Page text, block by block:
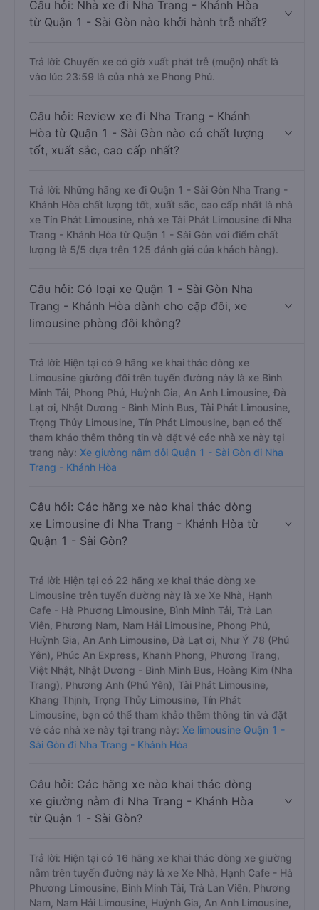
Câu hỏi: Nhà xe đi Nha Trang - Khánh Hòa
từ Quận 1 - Sài Gòn nào khởi hành trễ nhất?
Trả lời: Chuyến xe có giờ xuất phát trễ (muộn) nhất là
vào lúc 23:59 là của nhà xe Phong Phú.
Câu hỏi: Review xe đi Nha Trang - Khánh
Hòa từ Quận 1 - Sài Gòn nào có chất lượng
tốt, xuất sắc, cao cấp nhất?
Trả lời: Những hãng xe đi Quận 1 - Sài Gòn Nha Trang -
Khánh Hòa chất lượng tốt, xuất sắc, cao cấp nhất là nhà
xe Tín Phát Limousine, nhà xe Tài Phát Limousine đi Nha
Trang - Khánh Hòa từ Quận 1 - Sài Gòn với điểm chất
lượng là 5/5 dựa trên 125 đánh giá của khách hàng).
Câu hỏi: Có loại xe Quận 1 - Sài Gòn Nha
Trang - Khánh Hòa dành cho cặp đôi, xe
limousine phòng đôi không?
Trả lời: Hiện tại có 9 hãng xe khai thác dòng xe
Limousine giường đôi trên tuyến đường này là xe Bình
Minh Tải, Phong Phú, Huỳnh Gia, An Anh Limousine, Đà
Lạt ơi, Nhật Dương - Bình Minh Bus, Tài Phát Limousine,
Trọng Thủy Limousine, Tín Phát Limousine, bạn có thể
tham khảo thêm thông tin và đặt vé các nhà xe này tại
trang này: Xe giường nằm đôi Quận 1 - Sài Gòn đi Nha
Trang - Khánh Hòa
Câu hỏi: Các hãng xe nào khai thác dòng
xe Limousine đi Nha Trang - Khánh Hòa từ
Quận 1 - Sài Gòn?
Trả lời: Hiện tại có 22 hãng xe khai thác dòng xe
Limousine trên tuyến đường này là xe Xe Nhà, Hạnh
Cafe - Hà Phương Limousine, Bình Minh Tải, Trà Lan
Viên, Phương Nam, Nam Hải Limousine, Phong Phú,
Huỳnh Gia, An Anh Limousine, Đà Lạt ơi, Như Ý 78 (Phú
Yên), Phúc An Express, Khanh Phong, Phương Trang,
Việt Nhật, Nhật Dương - Bình Minh Bus, Hoàng Kim (Nha
Trang), Phương Anh (Phú Yên), Tài Phát Limousine,
Khang Thịnh, Trọng Thủy Limousine, Tín Phát
Limousine, bạn có thể tham khảo thêm thông tin và đặt
vé các nhà xe này tại trang này: Xe limousine Quận 1 -
Sài Gòn đi Nha Trang - Khánh Hòa
Câu hỏi: Các hãng xe nào khai thác dòng
xe giường nằm đi Nha Trang - Khánh Hòa
từ Quận 1 - Sài Gòn?
Trả lời: Hiện tại có 16 hãng xe khai thác dòng xe giường
nằm trên tuyến đường này là xe Xe Nhà, Hạnh Cafe - Hà
Phương Limousine, Bình Minh Tải, Trà Lan Viên, Phương
Nam, Nam Hải Limousine, Huỳnh Gia, An Anh Limousine,